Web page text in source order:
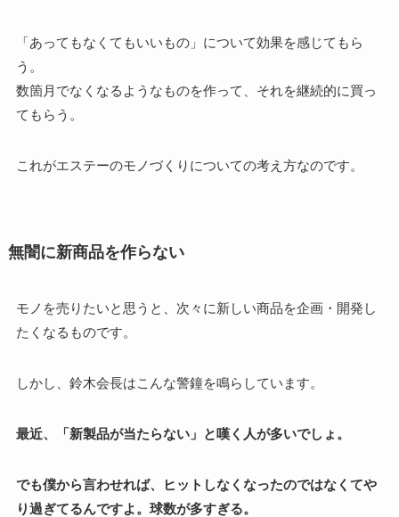
「あってもなくてもいいもの」について効果を感じてもら
う。
数箇月でなくなるようなものを作って、それを継続的に買っ
てもらう。
これがエステーのモノづくりについての考え方なのです。
無闇に新商品を作らない
モノを売りたいと思うと、次々に新しい商品を企画・開発し
たくなるものです。
しかし、鈴木会長はこんな警鐘を鳴らしています。
最近、「新製品が当たらない」と嘆く人が多いでしょ。
でも僕から言わせれば、ヒットしなくなったのではなくてや
り過ぎてるんですよ。球数が多すぎる。